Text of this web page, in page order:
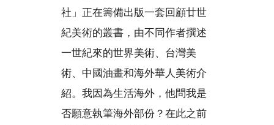
社」正在籌備出版一套回顧廿世
紀美術的叢書，由不同作者撰述
一世紀來的世界美術、台灣美
術、中國油畫和海外華人美術介
紹。我因為生活海外，他問我是
否願意執筆海外部份？在此之前